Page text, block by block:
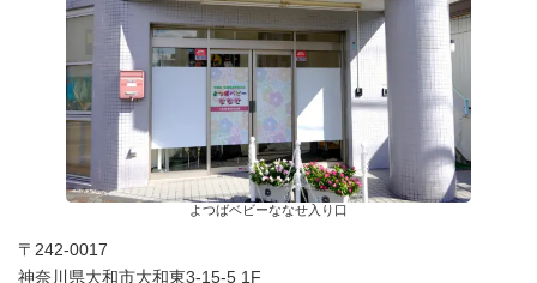
よつばベビーななせ入り口
〒242-0017
神奈川県大和市大和東3-15-5 1F